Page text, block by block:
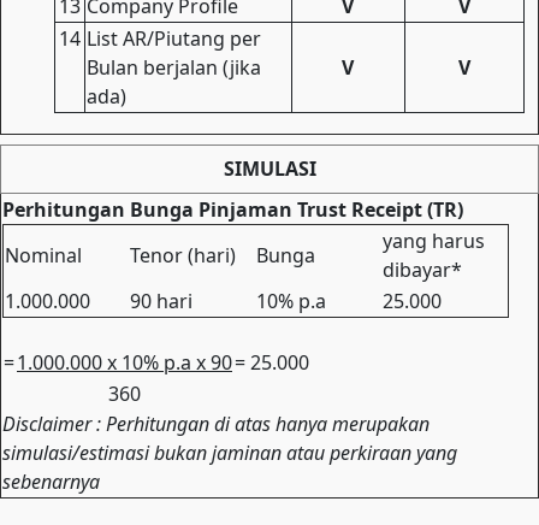
13 Company Profile V
V
14 List AR/Piutang per
Bulan berjalan (jika
ada)
V V
SIMULASI
Perhitungan Bunga Pinjaman Trust Receipt (TR)
Nominal
Tenor (hari) Bunga
yang harus
dibayar*
1.000.000
90 hari 10% p.a 25.000
=1.000.000 x 10% p.a x 90= 25.000
360
Disclaimer : Perhitungan di atas hanya merupakan
simulasi/estimasi bukan jaminan atau perkiraan yang
sebenarnya